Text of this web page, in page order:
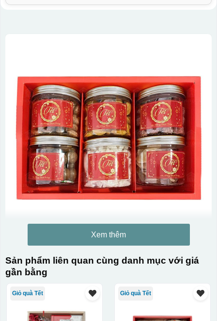
Xem thêm
Sản phẩm liên quan cùng danh mục với giá
gần bằng
Giỏ quà Tết Giỏ quà Tết